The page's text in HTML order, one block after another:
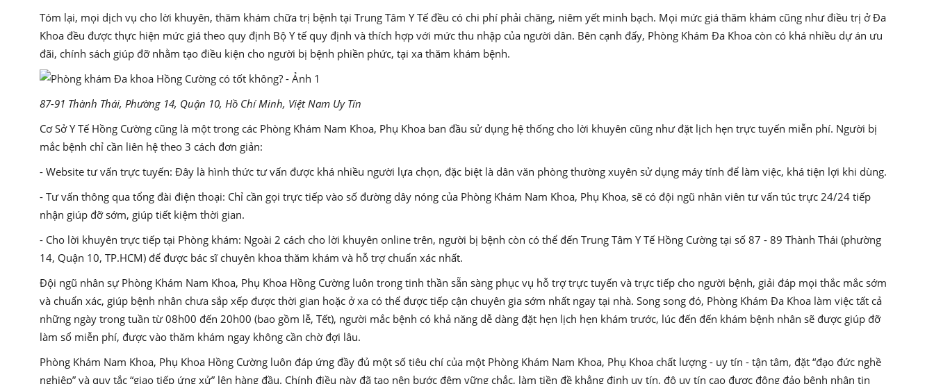
Tóm lại, mọi dịch vụ cho lời khuyên, thăm khám chữa trị bệnh tại Trung Tâm Y Tế đều có chi phí phải chăng, niêm yết minh bạch. Mọi mức giá thăm khám cũng như điều trị ở Đa
Khoa đều được thực hiện mức giá theo quy định Bộ Y tế quy định và thích hợp với mức thu nhập của người dân. Bên cạnh đấy, Phòng Khám Đa Khoa còn có khá nhiều dự án ưu
đãi, chính sách giúp đỡ nhằm tạo điều kiện cho người bị bệnh phiền phức, tại xa thăm khám bệnh.
87-91 Thành Thái, Phường 14, Quận 10, Hồ Chí Minh, Việt Nam Uy Tín
Cơ Sở Y Tế Hồng Cường cũng là một trong các Phòng Khám Nam Khoa, Phụ Khoa ban đầu sử dụng hệ thống cho lời khuyên cũng như đặt lịch hẹn trực tuyến miễn phí. Người bị
mắc bệnh chỉ cần liên hệ theo 3 cách đơn giản:
- Website tư vấn trực tuyến: Đây là hình thức tư vấn được khá nhiều người lựa chọn, đặc biệt là dân văn phòng thường xuyên sử dụng máy tính để làm việc, khá tiện lợi khi dùng.
- Tư vấn thông qua tổng đài điện thoại: Chỉ cần gọi trực tiếp vào số đường dây nóng của Phòng Khám Nam Khoa, Phụ Khoa, sẽ có đội ngũ nhân viên tư vấn túc trực 24/24 tiếp
nhận giúp đỡ sớm, giúp tiết kiệm thời gian.
- Cho lời khuyên trực tiếp tại Phòng khám: Ngoài 2 cách cho lời khuyên online trên, người bị bệnh còn có thể đến Trung Tâm Y Tế Hồng Cường tại số 87 - 89 Thành Thái (phường
14, Quận 10, TP.HCM) để được bác sĩ chuyên khoa thăm khám và hỗ trợ chuẩn xác nhất.
Đội ngũ nhân sự Phòng Khám Nam Khoa, Phụ Khoa Hồng Cường luôn trong tinh thần sẵn sàng phục vụ hỗ trợ trực tuyến và trực tiếp cho người bệnh, giải đáp mọi thắc mắc sớm
và chuẩn xác, giúp bệnh nhân chưa sắp xếp được thời gian hoặc ở xa có thể được tiếp cận chuyên gia sớm nhất ngay tại nhà. Song song đó, Phòng Khám Đa Khoa làm việc tất cả
những ngày trong tuần từ 08h00 đến 20h00 (bao gồm lễ, Tết), người mắc bệnh có khả năng dễ dàng đặt hẹn lịch hẹn khám trước, lúc đến đến khám bệnh nhân sẽ được giúp đỡ
làm sổ miễn phí, được vào thăm khám ngay không cần chờ đợi lâu.
Phòng Khám Nam Khoa, Phụ Khoa Hồng Cường luôn đáp ứng đầy đủ một số tiêu chí của một Phòng Khám Nam Khoa, Phụ Khoa chất lượng - uy tín - tận tâm, đặt “đạo đức nghề
nghiệp” và quy tắc “giao tiếp ứng xử” lên hàng đầu. Chính điều này đã tạo nên bước đệm vững chắc, làm tiền đề khẳng định uy tín, độ uy tín cao được đông đảo bệnh nhân tin